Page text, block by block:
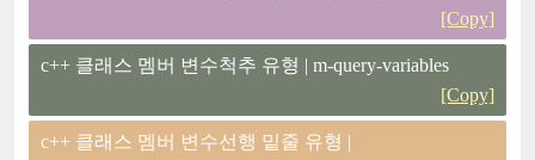
[Copy]
c++ 클래스 멤버 변수척추 유형 | m-query-variables
[Copy]
c++ 클래스 멤버 변수선행 밑줄 유형 |